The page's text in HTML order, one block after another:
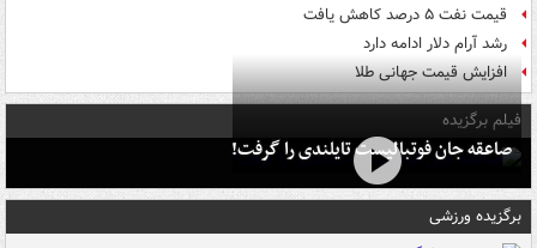
قیمت نفت ۵ درصد کاهش یافت
رشد آرام دلار ادامه دارد
افزایش قیمت جهانی طلا
فیلم برگزیده
صاعقه جان فوتبالیست تایلندی را گرفت!
برگزیده ورزشی